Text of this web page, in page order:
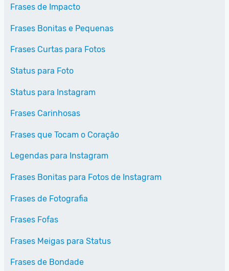
Frases de Impacto
Frases Bonitas e Pequenas
Frases Curtas para Fotos
Status para Foto
Status para Instagram
Frases Carinhosas
Frases que Tocam o Coração
Legendas para Instagram
Frases Bonitas para Fotos de Instagram
Frases de Fotografia
Frases Fofas
Frases Meigas para Status
Frases de Bondade